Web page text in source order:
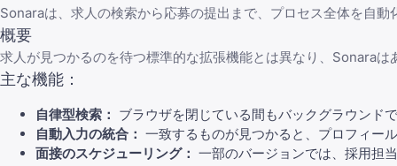
Sonaraは、求人の検索から応募の提出まで、プロセス全体を自
概要
求人が見つかるのを待つ標準的な拡張機能とは異なり、Sonara
主な機能：
自律型検索： ブラウザを閉じている間もバックグラウンド
自動入力の統合： 一致するものが見つかると、プロフィー
面接のスケジューリング： 一部のバージョンでは、採用担